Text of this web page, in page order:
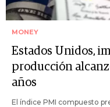
MONEY
Estados Unidos,
producción
años
El índice PMI compuesto